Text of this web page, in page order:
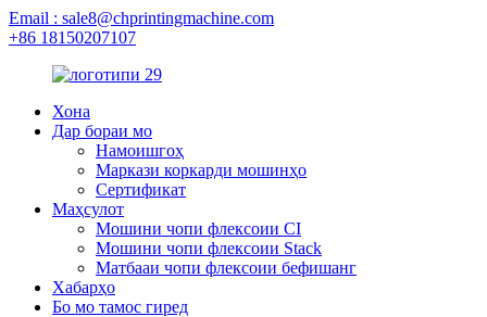
Email : sale8@chprintingmachine.com
+86 18150207107
Хона
Дар бораи мо
Намоишгоҳ
Маркази коркарди мошинҳо
Сертификат
Маҳсулот
Мошини чопи флексоии CI
Мошини чопи флексоии Stack
Матбааи чопи флексоии бефишанг
Хабарҳо
Бо мо тамос гиред